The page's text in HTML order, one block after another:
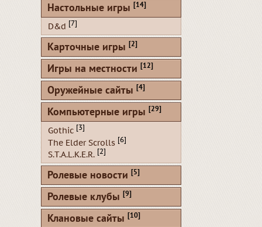
Настольные игры [14]
D&d [7]
Карточные игры [2]
Игры на местности [12]
Оружейные сайты [4]
Компьютерные игры [29]
Gothic [3]
The Elder Scrolls [6]
S.T.A.L.K.E.R. [2]
Ролевые новости [5]
Ролевые клубы [9]
Клановые сайты [10]